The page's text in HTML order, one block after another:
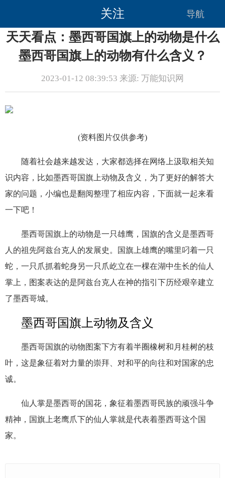
关注 导航
天天看点：墨西哥国旗上的动物是什么
墨西哥国旗上的动物有什么含义？
2023-01-12 08:39:53 来源: 万能知识网
(资料图片仅供参考)
随着社会越来越发达，大家都选择在网络上汲取相关知
识内容，比如墨西哥国旗上动物及含义，为了更好的解答大
家的问题，小编也是翻阅整理了相应内容，下面就一起来看
一下吧！
墨西哥国旗上的动物是一只雄鹰，国旗的含义是墨西哥
人的祖先阿兹台克人的发展史。国旗上雄鹰的嘴里叼着一只
蛇，一只爪抓着蛇身另一只爪屹立在一棵在湖中生长的仙人
掌上，图案表达的是阿兹台克人在神的指引下历经艰辛建立
了墨西哥城。
墨西哥国旗上动物及含义
墨西哥国旗的动物图案下方有着半圈橡树和月桂树的枝
叶，这是象征着对力量的崇拜、对和平的向往和对国家的忠
诚。
仙人掌是墨西哥的国花，象征着墨西哥民族的顽强斗争
精神，国旗上老鹰爪下的仙人掌就是代表着墨西哥这个国
家。